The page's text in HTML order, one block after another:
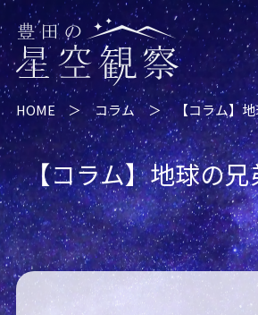
HOME ＞ コラム ＞ 【コラム】
【コラム】地球の